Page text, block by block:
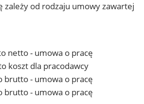
zależy od rodzaju umowy zawartej
netto - umowa o pracę
koszt dla pracodawcy
brutto - umowa o pracę
brutto - umowa o pracę